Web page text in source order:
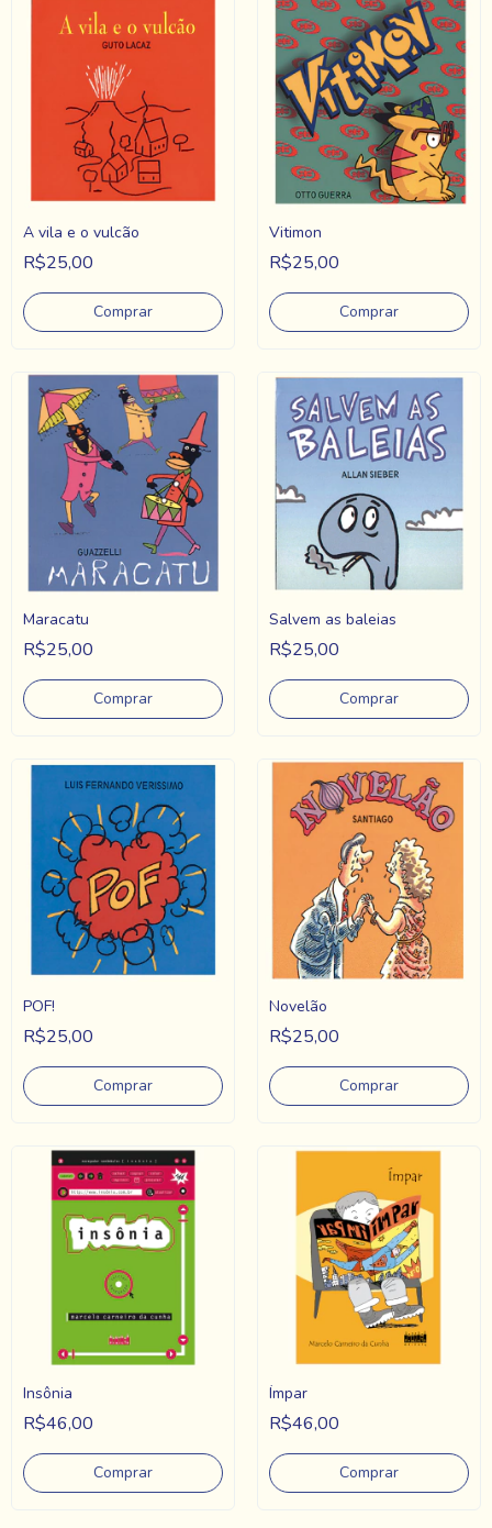
A vila e o vulcão
R$25,00
Vitimon
R$25,00
Maracatu
R$25,00
Salvem as baleias
R$25,00
POF!
R$25,00
Novelão
R$25,00
Insônia
R$46,00
Ímpar
R$46,00